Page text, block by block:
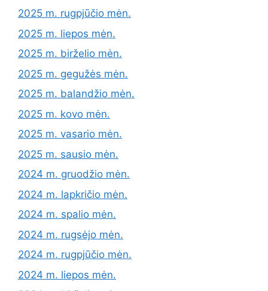
2025 m. rugpjūčio mėn.
2025 m. liepos mėn.
2025 m. birželio mėn.
2025 m. gegužės mėn.
2025 m. balandžio mėn.
2025 m. kovo mėn.
2025 m. vasario mėn.
2025 m. sausio mėn.
2024 m. gruodžio mėn.
2024 m. lapkričio mėn.
2024 m. spalio mėn.
2024 m. rugsėjo mėn.
2024 m. rugpjūčio mėn.
2024 m. liepos mėn.